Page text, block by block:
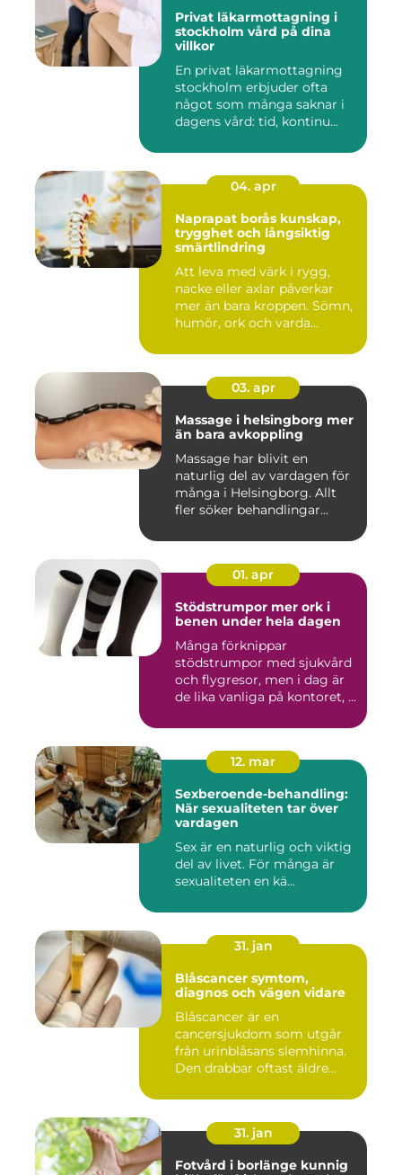
Privat läkarmottagning i
stockholm vård på dina
villkor
En privat läkarmottagning
stockholm erbjuder ofta
något som många saknar i
dagens vård: tid, kontinu...
04. apr
Naprapat borås kunskap,
trygghet och långsiktig
smärtlindring
Att leva med värk i rygg,
nacke eller axlar påverkar
mer än bara kroppen. Sömn,
humör, ork och varda...
03. apr
Massage i helsingborg mer
än bara avkoppling
Massage har blivit en
naturlig del av vardagen för
många i Helsingborg. Allt
fler söker behandlingar...
01. apr
Stödstrumpor mer ork i
benen under hela dagen
Många förknippar
stödstrumpor med sjukvård
och flygresor, men i dag är
de lika vanliga på kontoret, ...
12. mar
Sexberoende-behandling:
När sexualiteten tar över
vardagen
Sex är en naturlig och viktig
del av livet. För många är
sexualiteten en kä...
31. jan
Blåscancer symtom,
diagnos och vägen vidare
Blåscancer är en
cancersjukdom som utgår
från urinblåsans slemhinna.
Den drabbar oftast äldre
31. jan
Fotvård i borlänge kunnig